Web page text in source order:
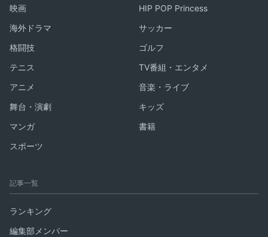
映画
HIP POP Princess
海外ドラマ
サッカー
格闘技
ゴルフ
テニス
TV番組・エンタメ
アニメ
音楽・ライブ
舞台・演劇
キッズ
マンガ
書籍
スポーツ
記事一覧
ランキング
編集部メンバー